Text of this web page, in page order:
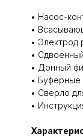
• Насос-
•
• Электрод
•
• Донный
• Буферные
• Сверло
•